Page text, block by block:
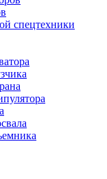
спецтехники